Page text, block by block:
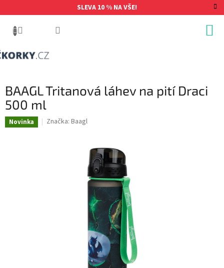
na
SLEVA 10 % NA VŠE!
BAAGL Tritanová láhev na pití Draci
500 ml
Novinka Značka: Baagl